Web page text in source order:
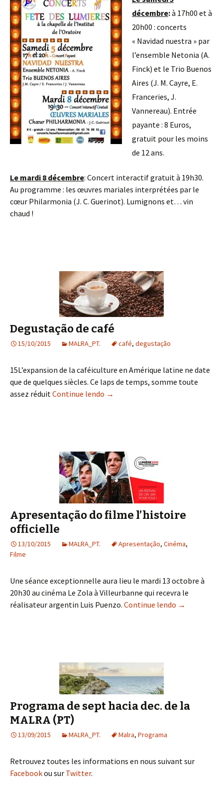
décembre:à 17h00 et à
20h00 : concerts
« Navidad nuestra » par
l’ensemble Netonia (A.
Finck) et le Trio Buenos
Aires (J. M. Cayre, E.
Franceries, J.
Vannereau). Entrée
payante : 8 Euros,
gratuit pour les moins
de 12 ans.
Le mardi 8 décembre: Concert interactif gratuit à 19h30.
Au programme : les œuvres mariales interprétées par le
cœur Philarmonia (J. C. Guerinot). Lumignons et… vin
chaud !
Degustação de café
15/10/2015 MALRA_PT. café, degustação
15L’expansion de la caféiculture en Amérique latine ne date
que de quelques siècles. Ce laps de temps, somme toute
assez réduit Continue lendo Degustação de café
→
Apresentação do filme l’histoire
officielle
13/10/2015 MALRA_PT. Apresentação, Cinéma,
Filme
Une séance exceptionnelle aura lieu le mardi 13 octobre à
20h30 au cinéma Le Zola à Villeurbanne qui recevra le
réalisateur argentin Luis Puenzo. Continue lendo →
Programa de sept hacia dec. de la
MALRA (PT)
13/09/2015 MALRA_PT. Malra, Programa
Retrouvez toutes les informations en nous suivant sur
Facebookou sur Twitter.